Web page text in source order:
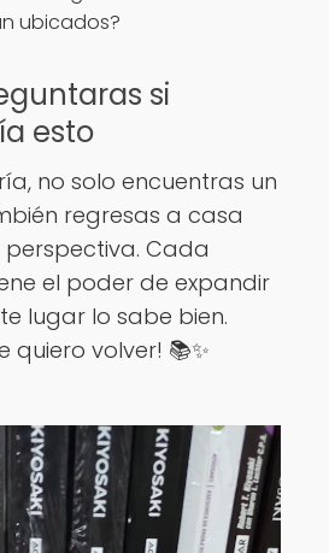
ubicados?
si
esto
no solo encuentras un
regresas a casa
Cada
el poder de expandir
lugar lo sabe bien.
quiero volver! 📚✨